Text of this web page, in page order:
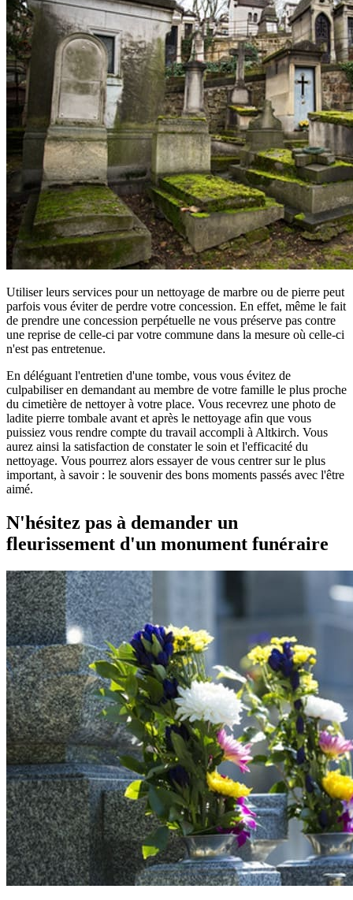
Utiliser leurs services pour un nettoyage de marbre ou de pierre peut
parfois vous éviter de perdre votre concession. En effet, même le fait
de prendre une concession perpétuelle ne vous préserve pas contre
une reprise de celle-ci par votre commune dans la mesure où celle-ci
n'est pas entretenue.
En déléguant l'entretien d'une tombe, vous vous évitez de
culpabiliser en demandant au membre de votre famille le plus proche
du cimetière de nettoyer à votre place. Vous recevrez une photo de
ladite pierre tombale avant et après le nettoyage afin que vous
puissiez vous rendre compte du travail accompli à Altkirch. Vous
aurez ainsi la satisfaction de constater le soin et l'efficacité du
nettoyage. Vous pourrez alors essayer de vous centrer sur le plus
important, à savoir : le souvenir des bons moments passés avec l'être
aimé.
N'hésitez pas à demander un
fleurissement d'un monument funéraire